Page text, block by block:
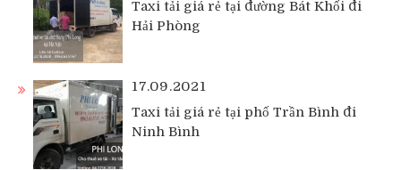
Taxi tải giá rẻ tại đường Bát Khối đi
Hải Phòng
17.09.2021
Taxi tải giá rẻ tại phố Trần Bình đi
Ninh Bình